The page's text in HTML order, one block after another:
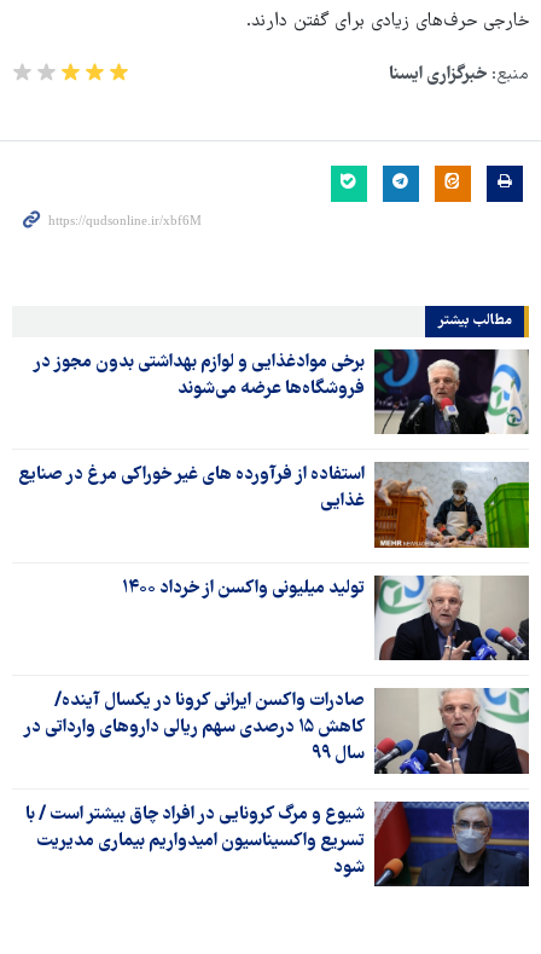
خارجی حرف‌های زیادی برای گفتن دارند.
منبع: خبرگزاری ایسنا
مطالب بیشتر
برخی موادغذایی و لوازم بهداشتی بدون مجوز در
فروشگاه‌ها عرضه می‌شوند
استفاده از فرآورده های غیر خوراکی مرغ در صنایع
غذایی
تولید میلیونی واکسن از خرداد ۱۴۰۰
صادرات واکسن ایرانی کرونا در یکسال آینده/
کاهش ۱۵ درصدی سهم ریالی داروهای وارداتی در
سال ۹۹
شیوع و مرگ کرونایی در افراد چاق بیشتر است / با
تسریع واکسیناسیون امیدواریم بیماری مدیریت
شود